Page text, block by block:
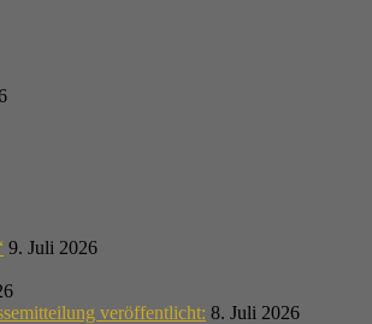
9. Juli 2026
veröffentlicht: 8. Juli 2026